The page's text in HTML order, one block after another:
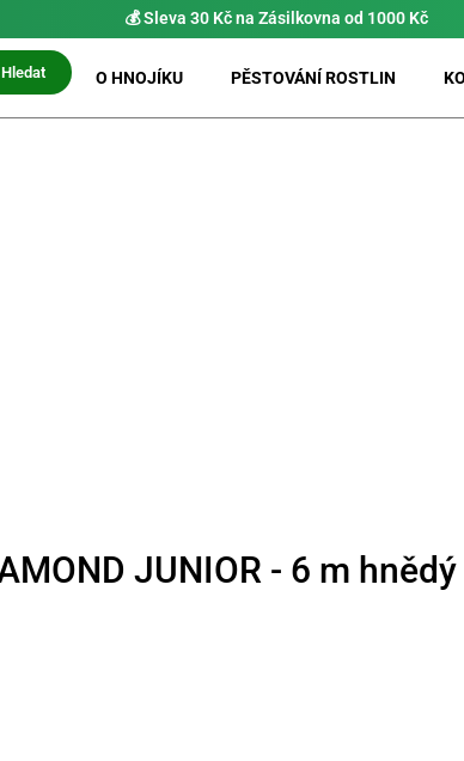
💰 Sleva 30 Kč na Zásilkovna od 1000 Kč
Hledat O HNOJÍKU PĚSTOVÁNÍ ROSTLIN
JUNIOR - 6 m hnědý